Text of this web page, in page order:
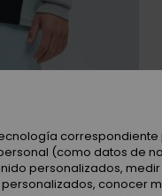
(como datos de
personalizados,
conocer